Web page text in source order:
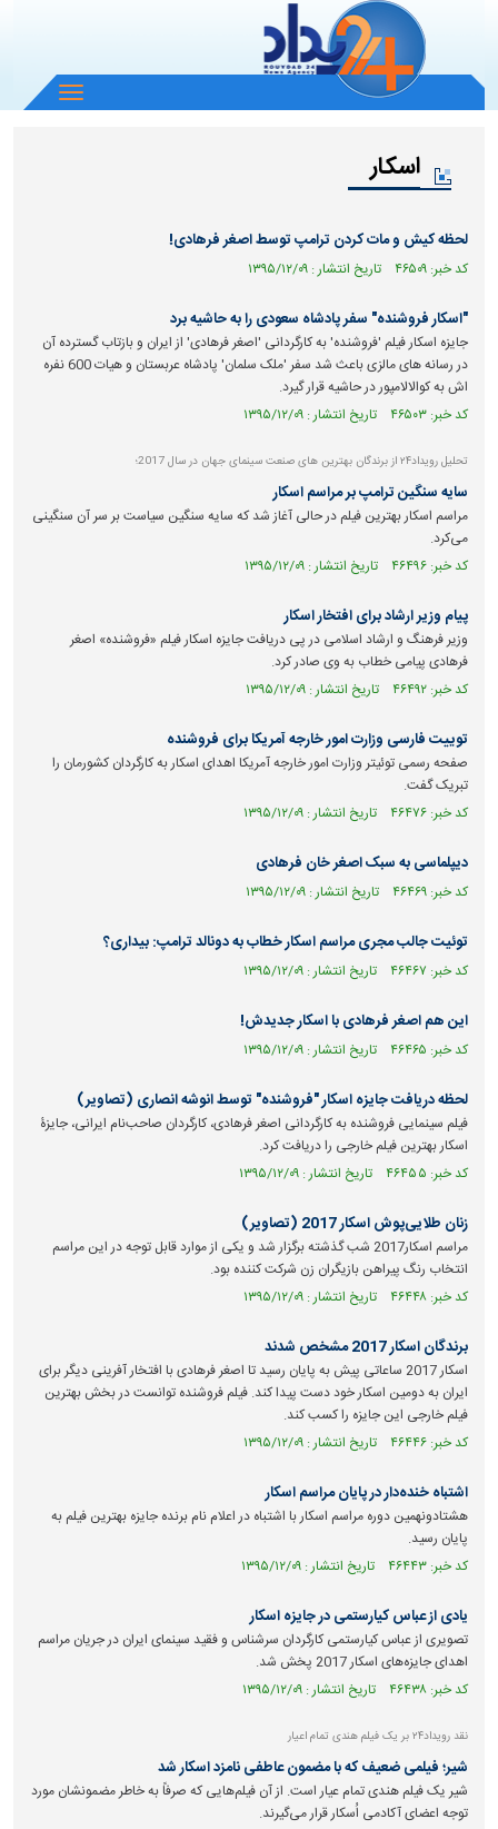
باز
و
اسکار
لحظه کیش و مات کردن ترامپ توسط اصغر فرهادی!
کد خبر: ۴۶۵۰۹ تاریخ انتشار : ۱۳۹۵/۱۲/۰۹
"اسکار فروشنده" سفر پادشاه سعودی را به حاشیه برد
جایزه اسکار فیلم 'فروشنده' به کارگردانی 'اصغر فرهادی' از ایران و بازتاب گسترده آن
در رسانه های مالزی باعث شد سفر 'ملک سلمان' پادشاه عربستان و هیات 600 نفره
اش به کوالالامپور در حاشیه قرار گیرد.
کد خبر: ۴۶۵۰۳ تاریخ انتشار : ۱۳۹۵/۱۲/۰۹
تحلیل رویداد۲۴ از برندگان بهترین های صنعت سینمای جهان در سال 2017؛
سایه سنگین ترامپ بر مراسم اسکار
مراسم اسکار بهترین فیلم در حالی آغاز شد که سایه سنگین سیاست بر سر آن سنگینی
می‌کرد.
کد خبر: ۴۶۴۹۶ تاریخ انتشار : ۱۳۹۵/۱۲/۰۹
پیام وزیر ارشاد برای افتخار اسکار
وزیر فرهنگ و ارشاد اسلامی در پی دریافت جایزه اسکار فیلم «فروشنده» اصغر
فرهادی پیامی خطاب به وی صادر کرد.
کد خبر: ۴۶۴۹۲ تاریخ انتشار : ۱۳۹۵/۱۲/۰۹
توییت فارسی وزارت امور خارجه آمریکا برای فروشنده
صفحه رسمی توئیتر وزارت امور خارجه آمریکا اهدای اسکار به کارگردان کشورمان را
تبریک گفت.
کد خبر: ۴۶۴۷۶ تاریخ انتشار : ۱۳۹۵/۱۲/۰۹
دیپلماسی به سبک اصغر خان فرهادی
کد خبر: ۴۶۴۶۹ تاریخ انتشار : ۱۳۹۵/۱۲/۰۹
توئیت جالب مجری مراسم اسکار خطاب به دونالد ترامپ: بیداری؟
کد خبر: ۴۶۴۶۷ تاریخ انتشار : ۱۳۹۵/۱۲/۰۹
این هم اصغر فرهادی با اسکار جدیدش!
کد خبر: ۴۶۴۶۵ تاریخ انتشار : ۱۳۹۵/۱۲/۰۹
لحظه دریافت جایزه اسکار "فروشنده" توسط انوشه انصاری (تصاویر)
فیلم سینمایی فروشنده به کارگردانی اصغر فرهادی، کارگردان صاحب‌نام ایرانی، جایزۀ
اسکار بهترین فیلم خارجی را دریافت کرد.
کد خبر: ۴۶۴۵۵ تاریخ انتشار : ۱۳۹۵/۱۲/۰۹
زنان طلایی‌پوش اسکار 2017 (تصاویر)
مراسم اسکار2017 شب گذشته برگزار شد و یکی از موارد قابل توجه در این مراسم
انتخاب رنگ پیراهن بازیگران زن شرکت کننده بود.
کد خبر: ۴۶۴۴۸ تاریخ انتشار : ۱۳۹۵/۱۲/۰۹
برندگان اسکار 2017 مشخص شدند
اسکار 2017 ساعاتی پیش به پایان رسید تا اصغر فرهادی با افتخار آفرینی دیگر برای
ایران به دومین اسکار خود دست پیدا کند. فیلم فروشنده توانست در بخش بهترین
فیلم خارجی این جایزه را کسب کند.
کد خبر: ۴۶۴۴۶ تاریخ انتشار : ۱۳۹۵/۱۲/۰۹
اشتباه خنده‌دار در پایان مراسم اسکار
هشتادونهمین دوره مراسم اسکار با اشتباه در اعلام نام برنده جایزه بهترین فیلم به
پایان رسید.
کد خبر: ۴۶۴۴۳ تاریخ انتشار : ۱۳۹۵/۱۲/۰۹
یادی از عباس کیارستمی در جایزه اسکار
تصویری از عباس کیارستمی کارگردان سرشناس و فقید سینمای ایران در جریان مراسم
اهدای جایزه‌های اسکار 2017 پخش شد.
کد خبر: ۴۶۴۳۸ تاریخ انتشار : ۱۳۹۵/۱۲/۰۹
نقد رویداد۲۴ بر یک فیلم هندی تمام اعیار
شیر؛ فیلمی ضعیف که با مضمون عاطفی نامزد اسکار شد
شیر یک فیلم هندی تمام عیار است. از آن فیلم‌هایی که صرفاً به خاطر مضمونشان مورد
توجه اعضای آکادمی اُسکار قرار می‌گیرند.